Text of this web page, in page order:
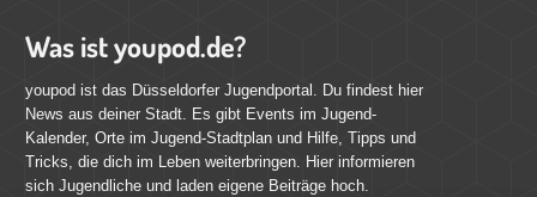
Was ist youpod.de?
youpod ist das Düsseldorfer Jugendportal. Du findest hier
News aus deiner Stadt. Es gibt Events im Jugend-
Kalender, Orte im Jugend-Stadtplan und Hilfe, Tipps und
Tricks, die dich im Leben weiterbringen. Hier informieren
sich Jugendliche und laden eigene Beiträge hoch.